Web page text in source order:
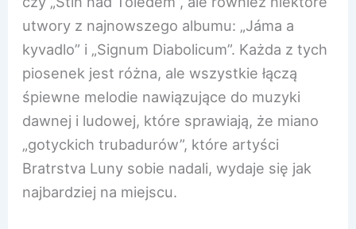
utwory z najnowszego albumu: „Jáma a
kyvadlo” i „Signum Diabolicum”. Każda z tych
piosenek jest różna, ale wszystkie łączą
śpiewne melodie nawiązujące do muzyki
dawnej i ludowej, które sprawiają, że miano
„gotyckich trubadurów”, które artyści
Bratrstva Luny sobie nadali, wydaje się jak
najbardziej na miejscu.